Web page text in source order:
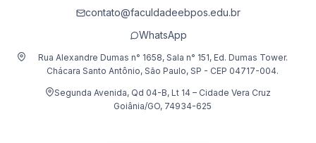
contato@faculdadeebpos.edu.br
WhatsApp
Rua Alexandre Dumas n° 1658, Sala n° 151, Ed. Dumas Tower.
Chácara Santo Antônio, São Paulo, SP - CEP 04717-004.
Segunda Avenida, Qd 04-B, Lt 14 – Cidade Vera Cruz
Goiânia/GO, 74934-625